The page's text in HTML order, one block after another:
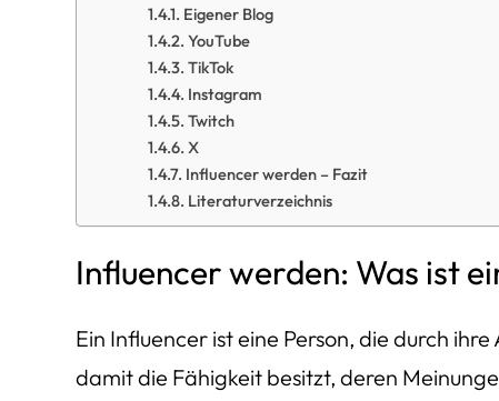
Eigener Blog
YouTube
TikTok
Instagram
Twitch
X
Influencer werden – Fazit
Literaturverzeichnis
Influencer werden: Was ist
Ein Influencer ist eine Person, die durch
damit die Fähigkeit besitzt, deren